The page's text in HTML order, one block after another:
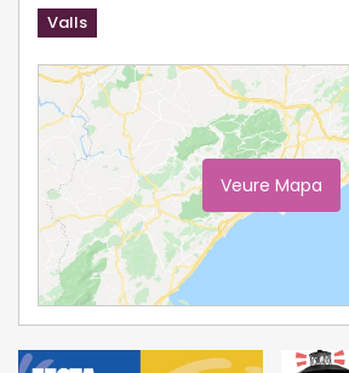
Valls
Veure Mapa